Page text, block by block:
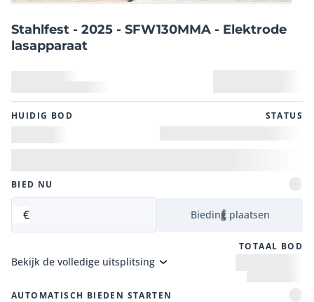
Stahlfest - 2025 - SFW130MMA - Elektrode
lasapparaat
HUIDIG ​​BOD STATUS
BIED NU
€ Bieding plaatsen
TOTAAL BOD
Bekijk de volledige uitsplitsing
AUTOMATISCH BIEDEN STARTEN